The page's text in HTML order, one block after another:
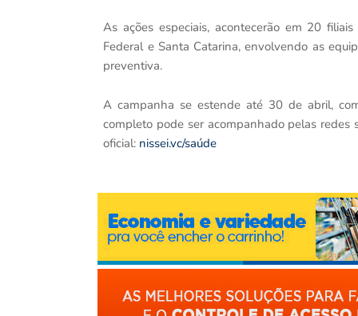
As ações especiais, acontecerão em 20
Federal e Santa Catarina, envolvendo as
preventiva.
A campanha se estende até 30 de abril,
completo pode ser acompanhado pelas redes
oficial: nissei.vc/saúde